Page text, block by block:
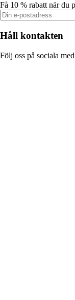
Få 10 % rabatt när du
Håll kontakten
Följ oss på sociala